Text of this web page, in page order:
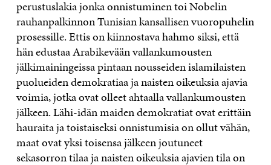
perustuslakia jonka onnistuminen toi Nobelin
rauhanpalkinnon Tunisian kansallisen vuoropuhelin
prosessille. Ettis on kiinnostava hahmo siksi, että
hän edustaa Arabikevään vallankumousten
jälkimainingeissa pintaan nousseiden islamilaisten
puolueiden demokratiaa ja naisten oikeuksia ajavia
voimia, jotka ovat olleet ahtaalla vallankumousten
jälkeen. Lähi-idän maiden demokratiat ovat erittäin
hauraita ja toistaiseksi onnistumisia on ollut vähän,
maat ovat yksi toisensa jälkeen joutuneet
sekasorron tilaa ja naisten oikeuksia ajavien tila on